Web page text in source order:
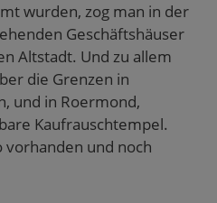
wurden, zog man in der
Geschäftshäuser
Altstadt. Und zu allem
die Grenzen in
und in Roermond,
Kaufrauschtempel.
vorhanden und noch